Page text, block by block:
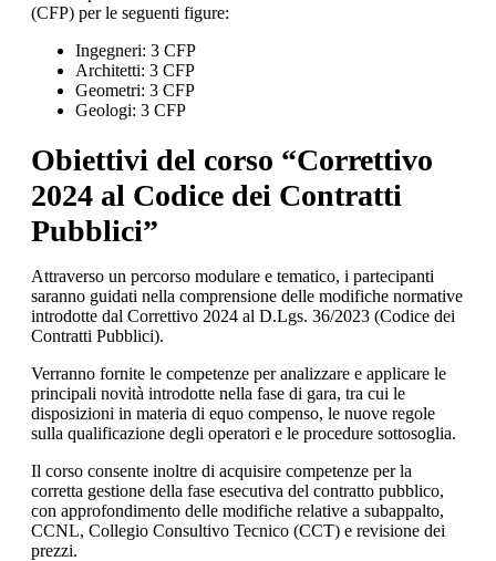
(CFP) per le seguenti figure:
Ingegneri: 3 CFP
Architetti: 3 CFP
Geometri: 3 CFP
Geologi: 3 CFP
Obiettivi del corso “Correttivo
2024 al Codice dei Contratti
Pubblici”
Attraverso un percorso modulare e tematico, i partecipanti
saranno guidati nella comprensione delle modifiche normative
introdotte dal Correttivo 2024 al D.Lgs. 36/2023 (Codice dei
Contratti Pubblici).
Verranno fornite le competenze per analizzare e applicare le
principali novità introdotte nella fase di gara, tra cui le
disposizioni in materia di equo compenso, le nuove regole
sulla qualificazione degli operatori e le procedure sottosoglia.
Il corso consente inoltre di acquisire competenze per la
corretta gestione della fase esecutiva del contratto pubblico,
con approfondimento delle modifiche relative a subappalto,
CCNL, Collegio Consultivo Tecnico (CCT) e revisione dei
prezzi.